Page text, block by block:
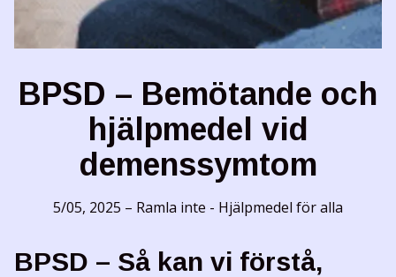
BPSD – Bemötande och
hjälpmedel vid
demenssymtom
5/05, 2025 – Ramla inte - Hjälpmedel för alla
BPSD – Så kan vi förstå,